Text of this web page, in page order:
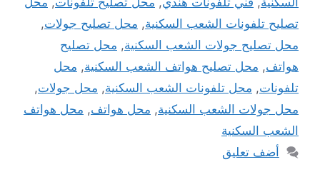
تصليح تلفونات الشعب السكنية, محل تصليح جولات,
محل تصليح جولات الشعب السكنية, محل تصليح
هواتف, محل تصليح هواتف الشعب السكنية, محل
تلفونات, محل تلفونات الشعب السكنية, محل جولات,
محل جولات الشعب السكنية, محل هواتف, محل هواتف
الشعب السكنية
أضف تعليق